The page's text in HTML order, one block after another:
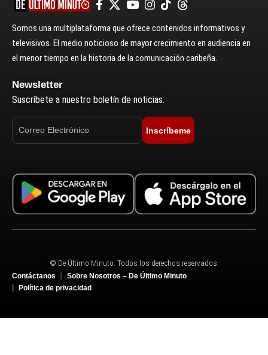
Somos una multiplataforma que ofrece contenidos informativos y
televisivos. El medio noticioso de mayor crecimiento en audiencia en
el menor tiempo en la historia de la comunicación caribeña.
Newsletter
Suscríbete a nuestro boletín de noticias.
Inscríbeme
© De Último Minuto. Todos los derechos reservados.
Contáctanos
Sobre Nosotros – De Último Minuto
Política de privacidad